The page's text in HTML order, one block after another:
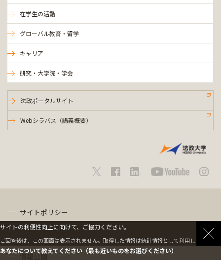
在学生の活動
グローバル教育・留学
キャリア
研究・大学院・学会
法政ポータルサイト
Webシラバス（講義概要）
サイトポリシー
情報公開
サイトの利便性向上に向けて、ご協力ください。
ご回答後は、この画面は表示されません。取得した情報は統計情報として利用します。
あなたについて教えてください（最も近いものをお選びください）